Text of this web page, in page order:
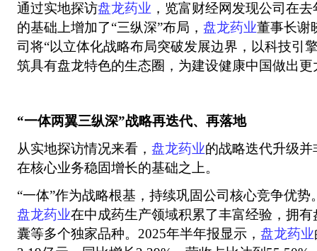
通过实地探访盘龙药业 ，览富财经网发现公司在
的基础上增加了“三纵深”布局， 盘龙药业董事长谢
司将“以立体化战略布局突破发展边界，以科技引
筑具有盘龙特色的生态圈，为建设健康中国做出更
“一体两翼三纵深”战略再迭代、再落地
从实地探访情况来看， 盘龙药业的战略迭代升级
在核心业务稳固增长的基础之上。
“一体”作为战略根基，持续巩固公司核心竞争优
盘龙药业在中成药生产领域积累了丰富经验，拥
囊等多个独家品种。2025年半年报显示， 盘龙药业